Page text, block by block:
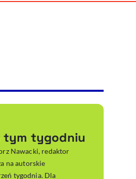
dostępność, otwiera się w nowym
, otwiera się w